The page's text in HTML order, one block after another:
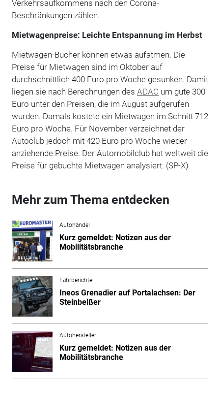
Verkehrsaufkommens nach den Corona-
Beschränkungen zählen.
Mietwagenpreise: Leichte Entspannung im Herbst
Mietwagen-Bucher können etwas aufatmen. Die
Preise für Mietwagen sind im Oktober auf
durchschnittlich 400 Euro pro Woche gesunken. Damit
liegen sie nach Berechnungen des ADAC um gute 300
Euro unter den Preisen, die im August aufgerufen
wurden. Damals kostete ein Mietwagen im Schnitt 712
Euro pro Woche. Für November verzeichnet der
Autoclub jedoch mit 420 Euro pro Woche wieder
anziehende Preise. Der Automobilclub hat weltweit die
Preise für gebuchte Mietwagen analysiert. (SP-X)
Mehr zum Thema entdecken
Autohandel
Kurz gemeldet: Notizen aus der
Mobilitätsbranche
Fahrberichte
Ineos Grenadier auf Portalachsen: Der
Steinbeißer
Autohersteller
Kurz gemeldet: Notizen aus der
Mobilitätsbranche